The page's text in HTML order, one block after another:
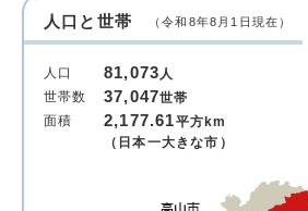
人口と世帯 （令和8年8月1日現在）
人口 81,073人
世帯数
37,047世帯
面積
2,177.61平方km
（日本一大きな市）